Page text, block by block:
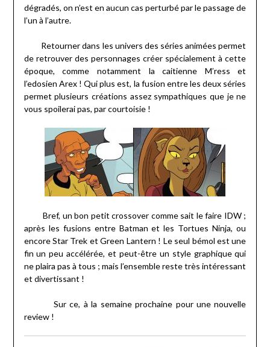
dégradés, on n’est en aucun cas perturbé par le passage de
l’un à l’autre.
Retourner dans les univers des séries animées permet
de retrouver des personnages créer spécialement à cette
époque, comme notamment la caitienne M’ress et
l’edosien Arex ! Qui plus est, la fusion entre les deux séries
permet plusieurs créations assez sympathiques que je ne
vous spoilerai pas, par courtoisie !
Bref, un bon petit crossover comme sait le faire IDW ;
après les fusions entre Batman et les Tortues Ninja, ou
encore Star Trek et Green Lantern ! Le seul bémol est une
fin un peu accélérée, et peut-être un style graphique qui
ne plaira pas à tous ; mais l’ensemble reste très intéressant
et divertissant !
Sur ce, à la semaine prochaine pour une nouvelle
review !